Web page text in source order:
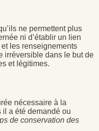
ne permettent plus
ni d’établir un lien
les renseignements
irréversible dans le but de
et légitimes.
nécessaire à la
a été demandé ou
de conservation des